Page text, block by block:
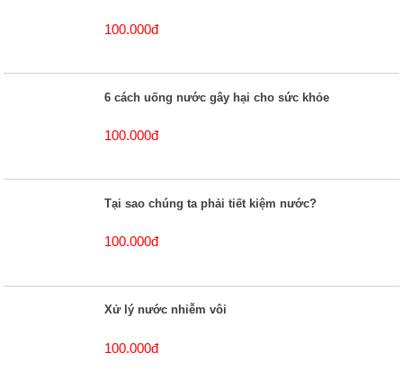
100.000đ
6 cách uống nước gây hại cho sức khỏe
100.000đ
Tại sao chúng ta phải tiết kiệm nước?
100.000đ
Xử lý nước nhiễm vôi
100.000đ